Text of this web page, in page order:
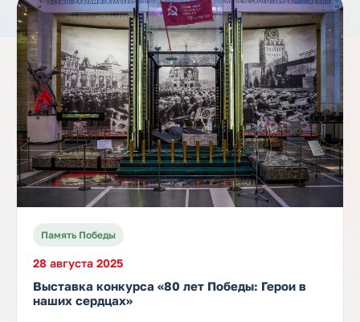
Память Победы
28 августа 2025
Выставка конкурса «80 лет Победы: Герои в
наших сердцах»